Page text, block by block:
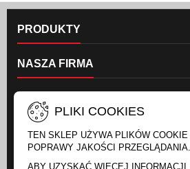
PRODUKTY
NASZA FIRMA
PLIKI COOKIES
TEN SKLEP UŻYWA PLIKÓW COOKIE
POPRAWY JAKOŚCI PRZEGLĄDANIA.
ABY UZYSKAĆ WIĘCEJ